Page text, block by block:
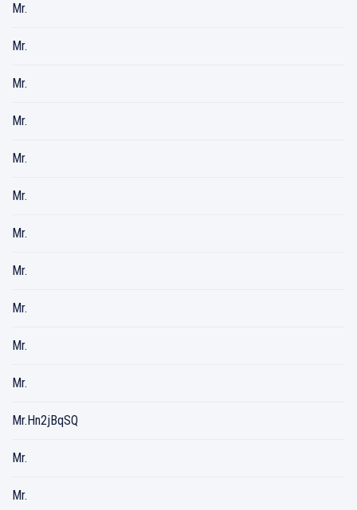
Mr.
Mr.
Mr.
Mr.
Mr.
Mr.
Mr.
Mr.
Mr.
Mr.
Mr.
Mr.Hn2jBqSQ
Mr.
Mr.